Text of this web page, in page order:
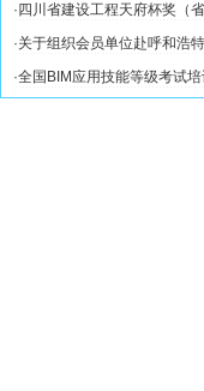
· 四川省建设工程天府杯奖（
·关于组织会员单位赴呼和浩
·全国BIM应用技能等级考试